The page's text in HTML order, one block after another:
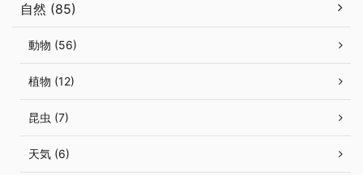
自然 (85)
動物 (56)
植物 (12)
昆虫 (7)
天気 (6)